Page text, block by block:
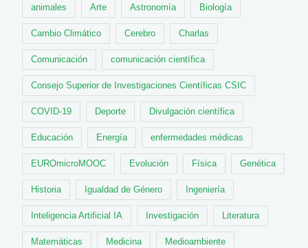
animales Arte Astronomía Biología
Cambio Climático Cerebro Charlas
Comunicación comunicación científica
Consejo Superior de Investigaciones Científicas CSIC
COVID-19 Deporte Divulgación científica
Educación Energía enfermedades médicas
EUROmicroMOOC Evolución Física Genética
Historia Igualdad de Género Ingeniería
Inteligencia Artificial IA Investigación Literatura
Matemáticas Medicina Medioambiente